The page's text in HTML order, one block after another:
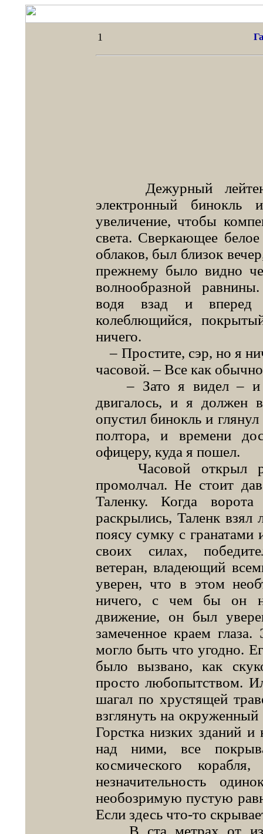
1
Дежурный
электронный бинокль
увеличение, чтобы
света. Сверкающее
облаков, был близок
прежнему было видно
волнообразной
водя взад и вперед
колеблющийся,
ничего.
– Простите, сэр, но я
часовой. – Все как
– Зато я видел – и
двигалось, и я должен
опустил бинокль и
полтора, и времени
офицеру, куда я пошел.
Часовой открыл
промолчал. Не стоит
Таленку. Когда
раскрылись, Таленк взял
поясу сумку с
своих силах,
ветеран, владеющий
уверен, что в этом
ничего, с чем бы он
движение, он был
замеченное краем
могло быть что угодно.
было вызвано, как
просто любопытством.
шагал по хрустящей
взглянуть на
Горстка низких зданий
над ними, все
космического
незначительность
необозримую пустую
Если здесь что-то
В ста метрах от